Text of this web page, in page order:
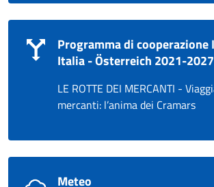
Programma di
Italia - Österreich 2021-2027
LE ROTTE DEI MERCANTI -
mercanti: l’anima dei Cramars
Meteo